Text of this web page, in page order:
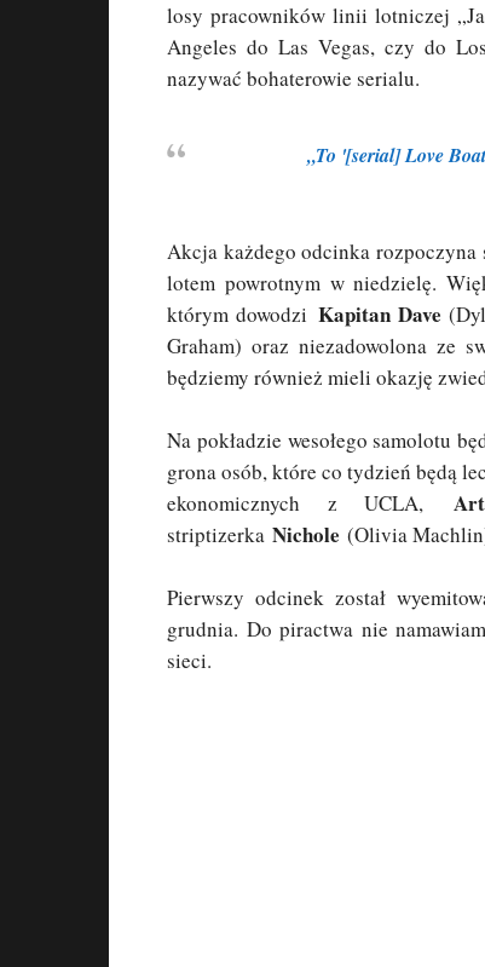
losy pracowników linii lotniczej
Angeles do Las Vegas, czy do
nazywać bohaterowie serialu.
„To '[serial] Love
Akcja każdego odcinka
lotem powrotnym w niedzielę.
którym dowodzi Kapitan Dave (
Graham) oraz niezadowolona ze
będziemy również mieli okazję
Na pokładzie wesołego samolotu
grona osób, które co tydzień będą
ekonomicznych z UCLA,
striptizerka Nichole (Olivia
Pierwszy odcinek został
grudnia. Do piractwa nie
sieci.